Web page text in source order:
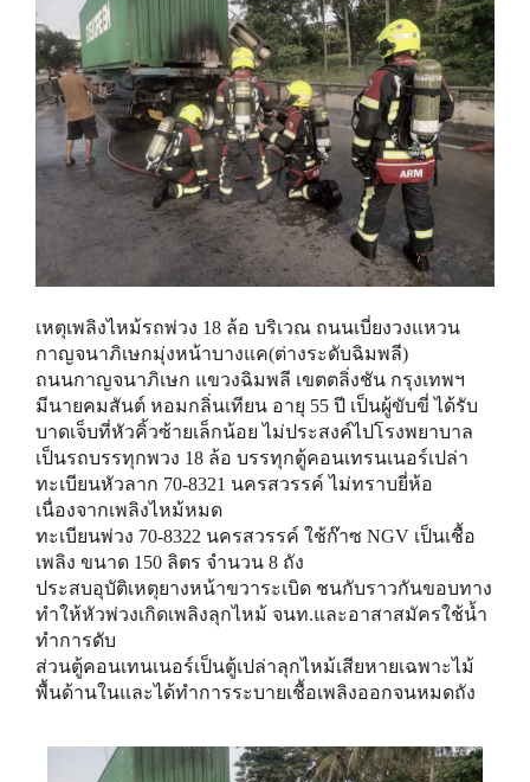
เหตุเพลิงไหม้รถพ่วง 18 ล้อ บริเวณ ถนนเบี่ยงวงแหวน
กาญจนาภิเษกมุ่งหน้าบางแค(ต่างระดับฉิมพลี)
ถนนกาญจนาภิเษก แขวงฉิมพลี เขตตลิ่งชัน กรุงเทพฯ
มีนายคมสันต์ หอมกลิ่นเทียน อายุ 55 ปี เป็นผู้ขับขี่ ได้รับ
บาดเจ็บที่หัวคิ้วซ้ายเล็กน้อย ไม่ประสงค์ไปโรงพยาบาล
เป็นรถบรรทุกพวง 18 ล้อ บรรทุกตู้คอนเทรนเนอร์เปล่า
ทะเบียนหัวลาก 70-8321 นครสวรรค์ ไม่ทราบยี่ห้อ
เนื่องจากเพลิงไหม้หมด
ทะเบียนพ่วง 70-8322 นครสวรรค์ ใช้ก๊าซ NGV เป็นเชื้อ
เพลิง ขนาด 150 ลิตร จำนวน 8 ถัง
ประสบอุบัติเหตุยางหน้าขวาระเบิด ชนกับราวกันขอบทาง
ทำให้หัวพ่วงเกิดเพลิงลุกไหม้ จนท.และอาสาสมัครใช้น้ำ
ทำการดับ
ส่วนตู้คอนเทนเนอร์เป็นตู้เปล่าลุกไหม้เสียหายเฉพาะไม้
พื้นด้านในและได้ทำการระบายเชื้อเพลิงออกจนหมดถัง